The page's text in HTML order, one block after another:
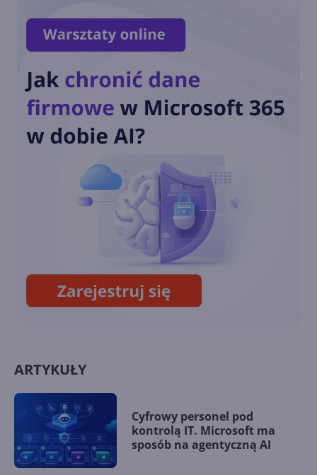
dawać reakcje na komentarze
Nowy pasek narzędzi
Office. Jak to działa?
Microsoft Forms pozwala już
zbierać do 5 milionów
odpowiedzi na 1 formularz
ARTYKUŁY
Cyfrowy personel pod
kontrolą IT. Microsoft ma
sposób na agentyczną AI